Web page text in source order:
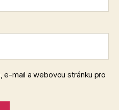
e-mail a webovou stránku pro